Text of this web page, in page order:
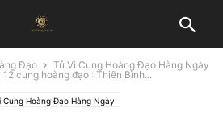
Đạo
Tử Vi Cung Hoàng Đạo Hàng Ngày
cung hoàng đạo : Thiên Bình...
Cung Hoàng Đạo Hàng Ngày